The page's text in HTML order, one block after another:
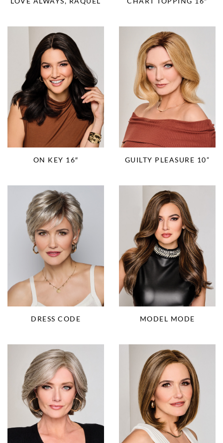
ON KEY 16″ GUILTY PLEASURE 10”
DRESS CODE MODEL MODE